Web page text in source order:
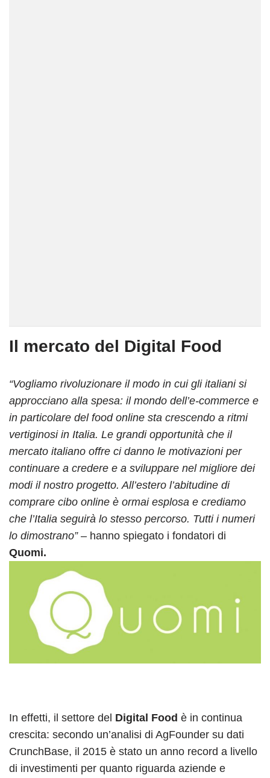
Il mercato del Digital Food
“Vogliamo rivoluzionare il modo in cui gli italiani si
approcciano alla spesa: il mondo dell’e-commerce e
in particolare del food online sta crescendo a ritmi
vertiginosi in Italia. Le grandi opportunità che il
mercato italiano offre ci danno le motivazioni per
continuare a credere e a sviluppare nel migliore dei
modi il nostro progetto. All’estero l’abitudine di
comprare cibo online è ormai esplosa e crediamo
che l’Italia seguirà lo stesso percorso. Tutti i numeri
lo dimostrano”– hanno spiegato i fondatori di
Quomi.
In effetti, il settore del Digital Food è in continua
crescita: secondo un’analisi di AgFounder su dati
CrunchBase, il 2015 è stato un anno record a livello
di investimenti per quanto riguarda aziende e